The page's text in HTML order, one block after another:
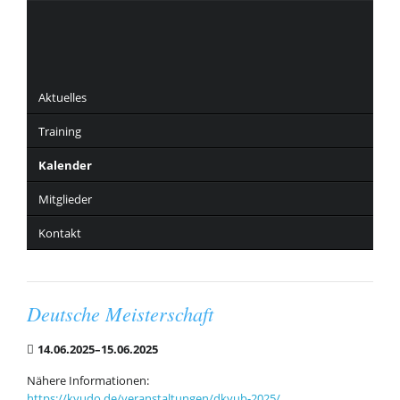
Aktuelles
Training
Kalender
Mitglieder
Kontakt
Deutsche Meisterschaft
14.06.2025–15.06.2025
Nähere Informationen: